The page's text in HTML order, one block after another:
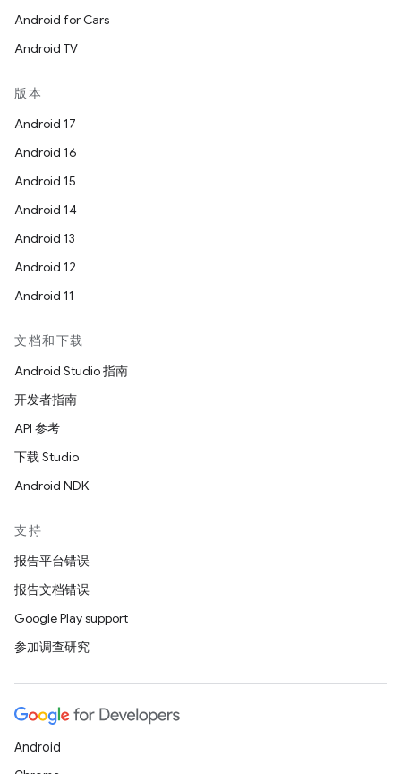
Android for Cars
Android TV
版本
Android 17
Android 16
Android 15
Android 14
Android 13
Android 12
Android 11
文档和下载
Android Studio 指南
开发者指南
API 参考
下载 Studio
Android NDK
支持
报告平台错误
报告文档错误
Google Play support
参加调查研究
Android